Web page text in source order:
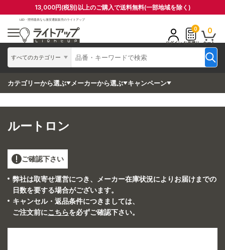
13,000円(税別)以上のご購入で送料無料(一部地域を除く)
LED・照明器具なら激安通販販売のライトアップ
すべてのカテゴリー
ログイン
0
お見積り
0
カート
カテゴリーから選ぶ メーカーから選ぶ キャンペーン
ルートロン
ご確認下さい
弊社は取寄せ運営につき、メーカー在庫状況によりお届けまでの
日数を要する場合がございます。
キャンセル・返品条件につきましては、
ご注文前にこちらを必ずご確認下さい。